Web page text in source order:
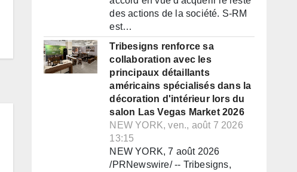
des actions de la société. S-RM
est…
Tribesigns renforce sa
collaboration avec les
principaux détaillants
américains spécialisés dans la
décoration d'intérieur lors du
salon Las Vegas Market 2026
NEW YORK, ven., août 7 2026
13:15
NEW YORK, 7 août 2026
/PRNewswire/ -- Tribesigns,